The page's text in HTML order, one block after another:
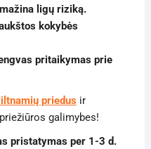
ligų riziką.
kokybės
pritaikymas prie
priedus ir
galimybes!
pristatymas per 1-3 d.